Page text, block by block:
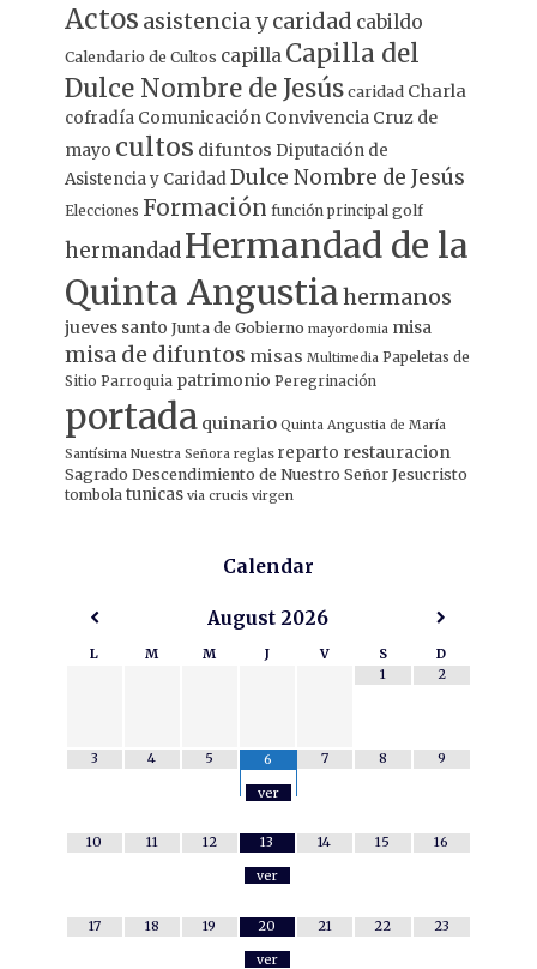
Actos asistencia y caridad cabildo
Calendario de Cultos capilla Capilla del
Dulce Nombre de Jesús caridad Charla
cofradía Comunicación Convivencia Cruz de
mayo cultos difuntos Diputación de
Asistencia y CaridadDulce Nombre de Jesús
Elecciones Formación función principal golf
hermandad Hermandad de la
Quinta Angustiahermanos
jueves santo Junta de Gobierno mayordomia misa
misa de difuntos misas Multimedia Papeletas de
Sitio Parroquia patrimonio Peregrinación
portada quinario Quinta Angustia de María
Santísima Nuestra Señora reglas reparto restauracion
Sagrado Descendimiento de Nuestro Señor Jesucristo
tombola tunicas via crucis virgen
Calendar
August 2026
L M M J V S
D
1
2
3 4 5
6
ver
7 8 9
10 11 12
13
ver
14 15 16
17 18 19
20
ver
21 22 23